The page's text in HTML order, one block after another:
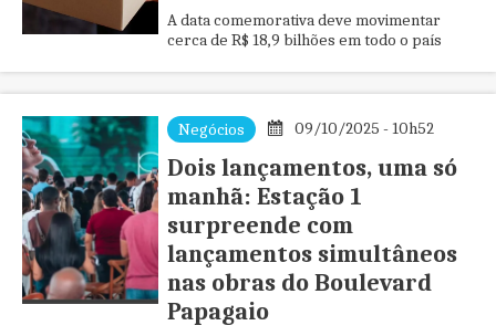
A data comemorativa deve movimentar
cerca de R$ 18,9 bilhões em todo o país
Negócios 09/10/2025 - 10h52
Dois lançamentos, uma só
manhã: Estação 1
surpreende com
lançamentos simultâneos
nas obras do Boulevard
Papagaio